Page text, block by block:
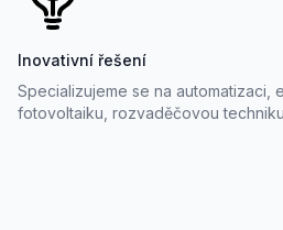
Inovativní řešení
Specializujeme se na automatizaci,
fotovoltaiku, rozvaděčovou